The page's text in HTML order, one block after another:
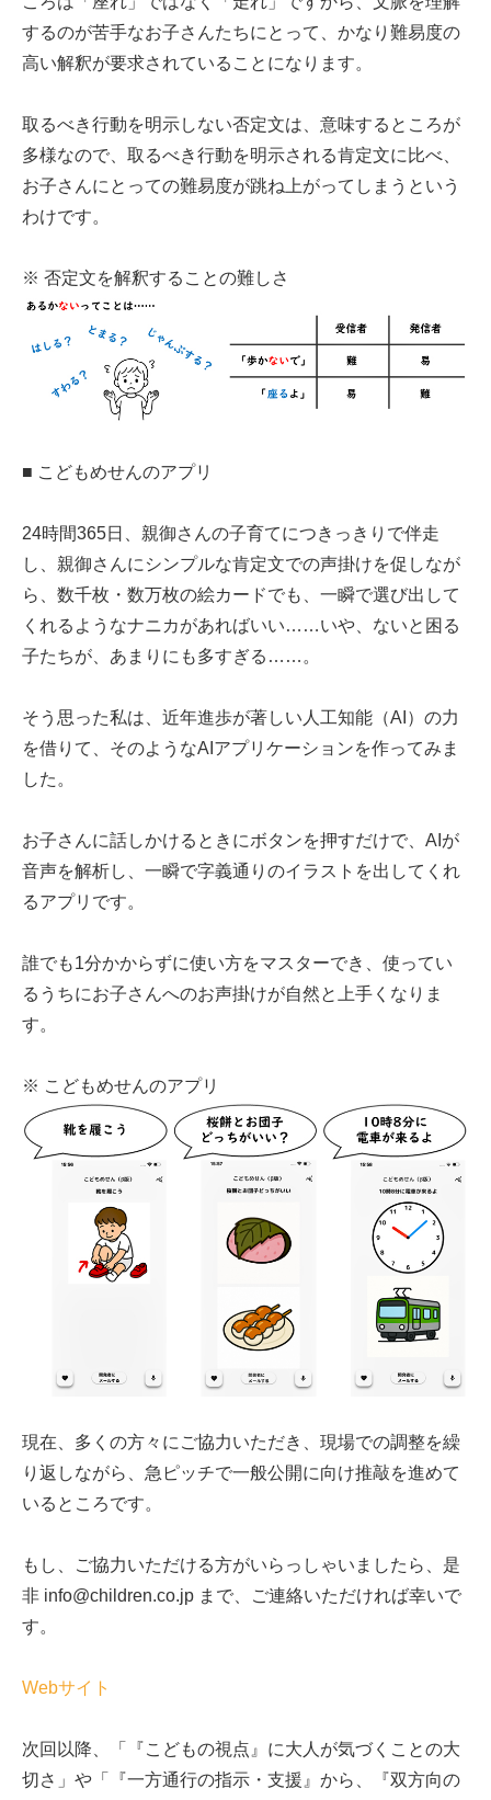
するのが苦手なお子さんたちにとって、かなり難易度の
高い解釈が要求されていることになります。
取るべき行動を明示しない否定文は、意味するところが
多様なので、取るべき行動を明示される肯定文に比べ、
お子さんにとっての難易度が跳ね上がってしまうという
わけです。
※ 否定文を解釈することの難しさ
■ こどもめせんのアプリ
24時間365日、親御さんの子育てにつきっきりで伴走
し、親御さんにシンプルな肯定文での声掛けを促しなが
ら、数千枚・数万枚の絵カードでも、一瞬で選び出して
くれるようなナニカがあればいい……いや、ないと困る
子たちが、あまりにも多すぎる……。
そう思った私は、近年進歩が著しい人工知能（AI）の力
を借りて、そのようなAIアプリケーションを作ってみま
した。
お子さんに話しかけるときにボタンを押すだけで、AIが
音声を解析し、一瞬で字義通りのイラストを出してくれ
るアプリです。
誰でも1分かからずに使い方をマスターでき、使ってい
るうちにお子さんへのお声掛けが自然と上手くなりま
す。
※ こどもめせんのアプリ
現在、多くの方々にご協力いただき、現場での調整を繰
り返しながら、急ピッチで一般公開に向け推敲を進めて
いるところです。
もし、ご協力いただける方がいらっしゃいましたら、是
非 info@children.co.jp まで、ご連絡いただければ幸いで
す。
Webサイト
次回以降、「『こどもの視点』に大人が気づくことの大
切さ」や「『一方通行の指示・支援』から、『双方向の